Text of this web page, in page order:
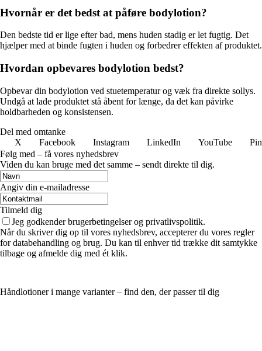
Hvornår er det bedst at påføre bodylotion?
Den bedste tid er lige efter bad, mens huden stadig er let fugtig. Det
hjælper med at binde fugten i huden og forbedrer effekten af produktet.
Hvordan opbevares bodylotion bedst?
Opbevar din bodylotion ved stuetemperatur og væk fra direkte sollys.
Undgå at lade produktet stå åbent for længe, da det kan påvirke
holdbarheden og konsistensen.
Del med omtanke
X
Facebook Instagram LinkedIn YouTube
Følg med – få vores nyhedsbrev
Viden du kan bruge med det samme – sendt direkte til dig.
Angiv din e-mailadresse
Tilmeld dig
Jeg godkender brugerbetingelser og privatlivspolitik.
Når du skriver dig op til vores nyhedsbrev, accepterer du vores regler
for databehandling og brug. Du kan til enhver tid trække dit samtykke
tilbage og afmelde dig med ét klik.
Håndlotioner i mange varianter – find den, der passer til dig